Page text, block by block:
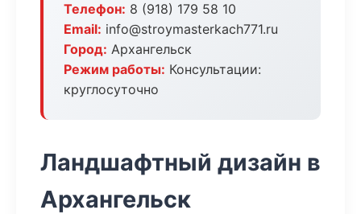
Телефон: 8 (918) 179 58 10
Email: info@stroymasterkach771.ru
Город: Архангельск
Режим работы: Консультации:
круглосуточно
Ландшафтный дизайн в
Архангельск